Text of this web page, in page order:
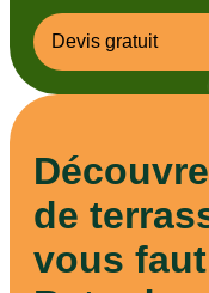
Devis gratuit
de
vous